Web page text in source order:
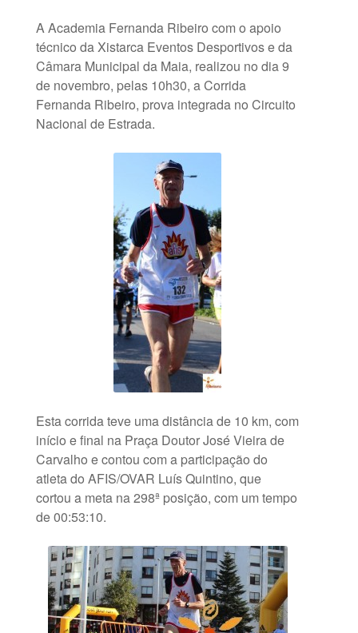
A Academia Fernanda Ribeiro com o apoio
técnico da Xistarca Eventos Desportivos e da
Câmara Municipal da Maia, realizou no dia 9
de novembro, pelas 10h30, a Corrida
Fernanda Ribeiro, prova integrada no Circuito
Nacional de Estrada.
Esta corrida teve uma distância de 10 km, com
início e final na Praça Doutor José Vieira de
Carvalho e contou com a participação do
atleta do AFIS/OVAR Luís Quintino, que
cortou a meta na 298ª posição, com um tempo
de 00:53:10.